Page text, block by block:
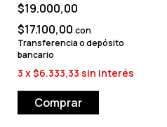
$19.000,00
$17.100,00 con
Transferencia o depósito
bancario
3 x$6.333,33 sin interés